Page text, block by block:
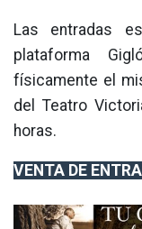
Las entradas
plataforma
físicamente el
del Teatro
horas.
VENTA DE